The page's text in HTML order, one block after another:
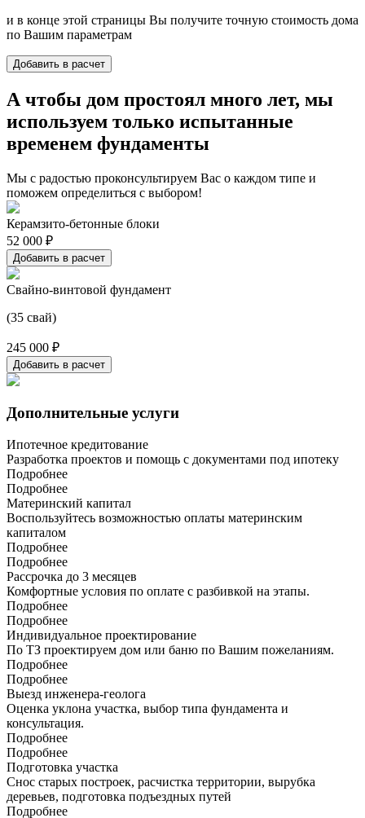
и в конце этой страницы Вы получите точную стоимость дома
по Вашим параметрам
Добавить в расчет
А чтобы дом простоял много лет, мы
используем только испытанные
временем фундаменты
Мы с радостью проконсультируем Вас о каждом типе и
поможем определиться с выбором!
Керамзито-бетонные блоки
52 000 ₽
Добавить в расчет
Свайно-винтовой фундамент
(35 свай)
245 000 ₽
Добавить в расчет
Дополнительные услуги
Ипотечное кредитование
Разработка проектов и помощь с документами под ипотеку
Подробнее
Подробнее
Материнский капитал
Воспользуйтесь возможностью оплаты материнским
капиталом
Подробнее
Подробнее
Рассрочка до 3 месяцев
Комфортные условия по оплате с разбивкой на этапы.
Подробнее
Подробнее
Индивидуальное проектирование
По ТЗ проектируем дом или баню по Вашим пожеланиям.
Подробнее
Подробнее
Выезд инженера-геолога
Оценка уклона участка, выбор типа фундамента и
консультация.
Подробнее
Подробнее
Подготовка участка
Снос старых построек, расчистка территории, вырубка
деревьев, подготовка подъездных путей
Подробнее